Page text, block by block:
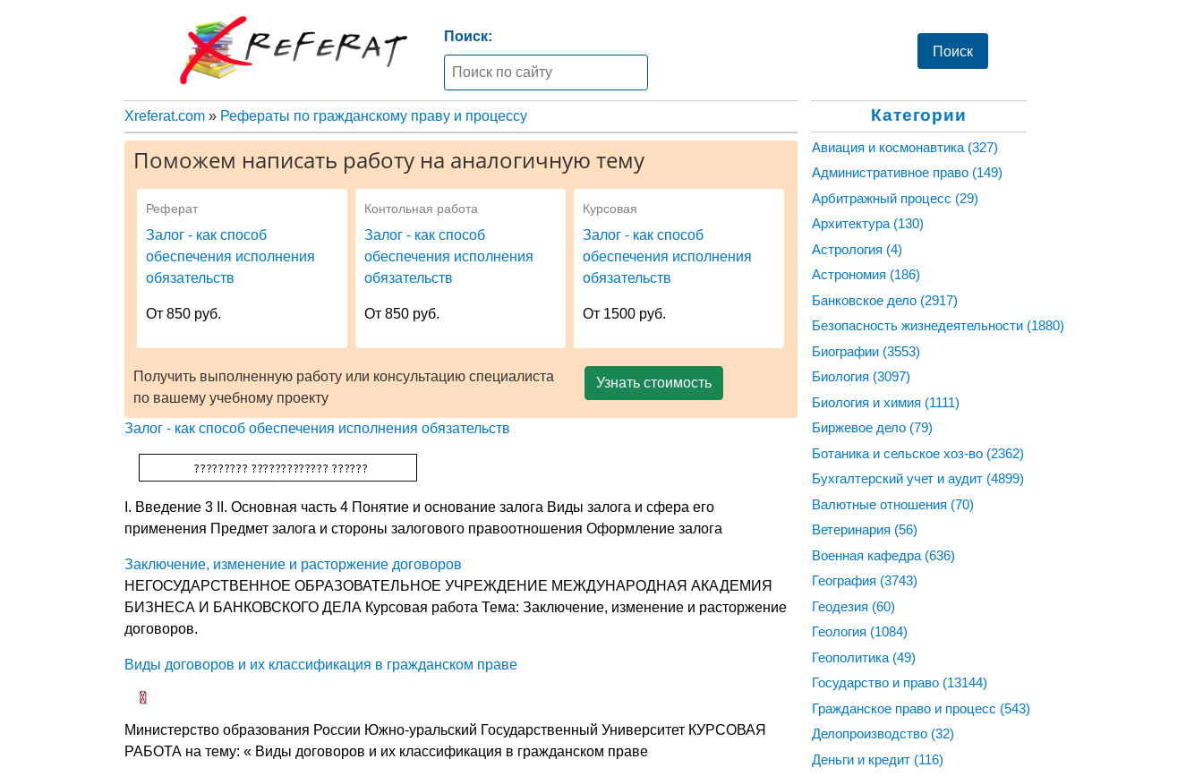
Поиск:
Xreferat.com» Рефераты по гражданскому праву и процессу
Поможем написать работу на аналогичную тему
Реферат
Залог - как способ
обеспечения исполнения
обязательств
От 850 руб.
Контольная работа
Залог - как способ
обеспечения исполнения
обязательств
От 850 руб.
Курсовая
Залог - как способ
обеспечения исполнения
обязательств
От 1500 руб.
Получить выполненную работу или консультацию специалиста
по вашему учебному проекту
Узнать стоимость
Залог - как способ обеспечения исполнения обязательств
I. Введение 3 II. Основная часть 4 Понятие и основание залога Виды залога и сфера его
применения Предмет залога и стороны залогового правоотношения Оформление залога
Заключение, изменение и расторжение договоров
НЕГОСУДАРСТВЕННОЕ ОБРАЗОВАТЕЛЬНОЕ УЧРЕЖДЕНИЕ МЕЖДУНАРОДНАЯ АКАДЕМИЯ
БИЗНЕСА И БАНКОВСКОГО ДЕЛА Курсовая работа Тема: Заключение, изменение и расторжение
договоров.
Виды договоров и их классификация в гражданском праве
Министерство образования России Южно-уральский Государственный Университет КУРСОВАЯ
РАБОТА на тему: « Виды договоров и их классификация в гражданском праве
Категории
Авиация и космонавтика (327)
Административное право (149)
Арбитражный процесс (29)
Архитектура (130)
Астрология (4)
Астрономия (186)
Банковское дело (2917)
Безопасность жизнедеятельности (1880)
Биографии (3553)
Биология (3097)
Биология и химия (1111)
Биржевое дело (79)
Ботаника и сельское хоз-во (2362)
Бухгалтерский учет и аудит (4899)
Валютные отношения (70)
Ветеринария (56)
Военная кафедра (636)
География (3743)
Геодезия (60)
Геология (1084)
Геополитика (49)
Государство и право (13144)
Гражданское право и процесс (543)
Делопроизводство (32)
Деньги и кредит (116)